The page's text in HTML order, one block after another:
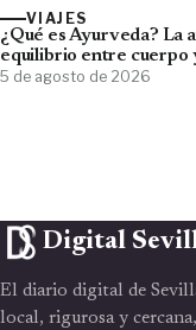
VIAJES
¿Qué es Ayurveda? La
equilibrio entre cuerpo
5 de agosto de 2026
Digital
El diario digital de
local, rigurosa y